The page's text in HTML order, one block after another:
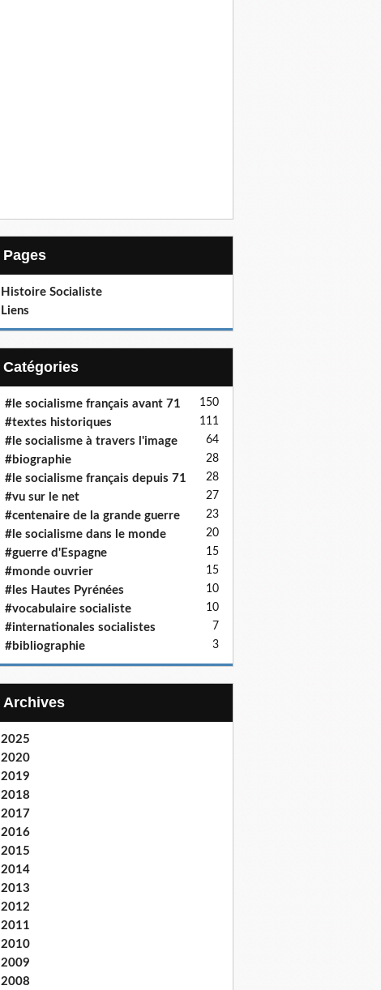
Pages
Histoire Socialiste
Liens
Catégories
#le socialisme français avant 71 150
#textes historiques 111
#le socialisme à travers l'image 64
#biographie 28
#le socialisme français depuis 71 28
#vu sur le net 27
#centenaire de la grande guerre 23
#le socialisme dans le monde 20
#guerre d'Espagne 15
#monde ouvrier 15
#les Hautes Pyrénées 10
#vocabulaire socialiste 10
#internationales socialistes 7
#bibliographie 3
Archives
2025
2020
2019
2018
2017
2016
2015
2014
2013
2012
2011
2010
2009
2008